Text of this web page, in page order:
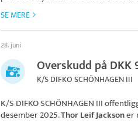
SE MERE
28. juni
Overskudd på DKK
K/S DIFKO SCHÖNHAGEN III
K/S DIFKO SCHÖNHAGEN III
desember 2025.Thor Leif Jacksoner